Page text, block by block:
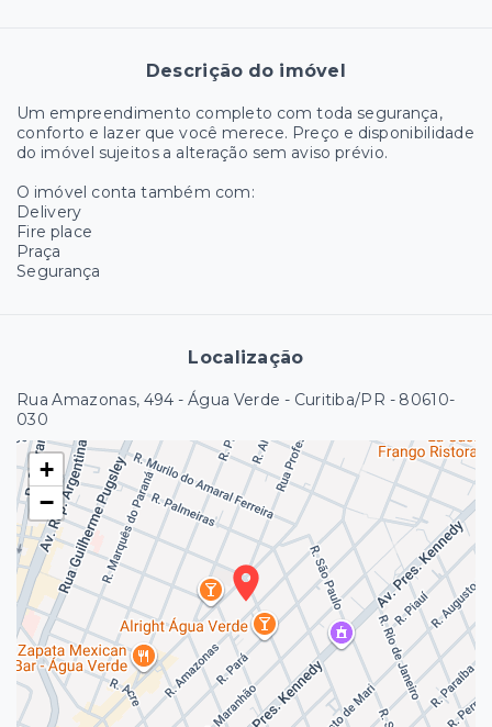
Descrição do imóvel
Um empreendimento completo com toda segurança,
conforto e lazer que você merece. Preço e disponibilidade
do imóvel sujeitos a alteração sem aviso prévio.
O imóvel conta também com:
Delivery
Fire place
Praça
Segurança
Localização
Rua Amazonas, 494 - Água Verde - Curitiba/PR - 80610-
030
+
−